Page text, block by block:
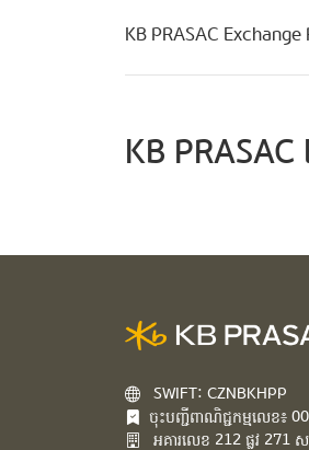
KB PRASAC
KB
SWIFT: CZNBKHPP
ចុះបញ្ជីពាណិជ្ជកម្មលេខ៖
អគារ​លេខ​ 212 ផ្លូវ 271